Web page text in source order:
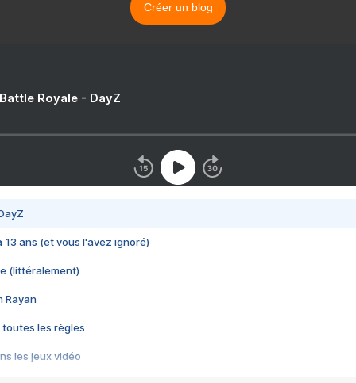
Créer un blog
Royale - DayZ
13 ans (et vous l'avez ignoré)
(littéralement)
Rayan
toutes les règles
les jeux vidéo